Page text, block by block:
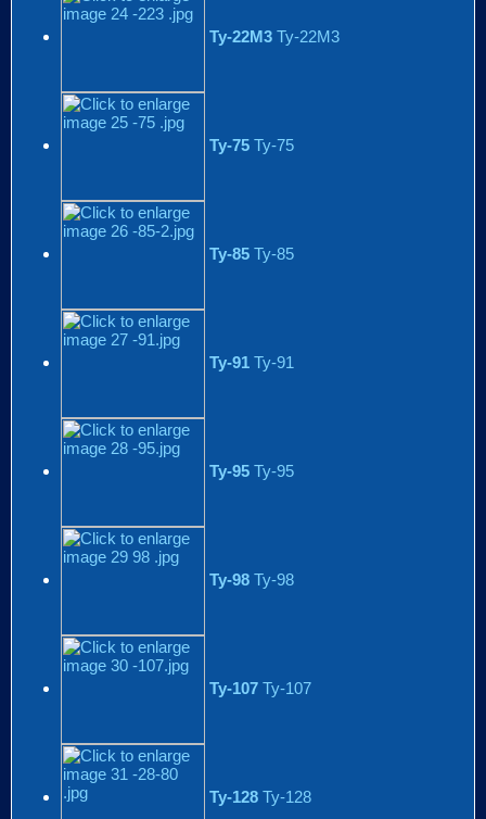
Ту-22М3 Ту-22М3
Ту-75 Ту-75
Ту-85 Ту-85
Ту-91 Ту-91
Ту-95 Ту-95
Ту-98 Ту-98
Ту-107 Ту-107
Ту-128 Ту-128